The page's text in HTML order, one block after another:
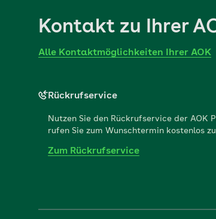
Kontakt zu Ihrer
Alle Kontaktmöglichkeiten Ihrer AOK
Rückrufservice
Nutzen Sie den Rückrufservice der AOK
rufen Sie zum Wunschtermin kostenlos
Zum Rückrufservice